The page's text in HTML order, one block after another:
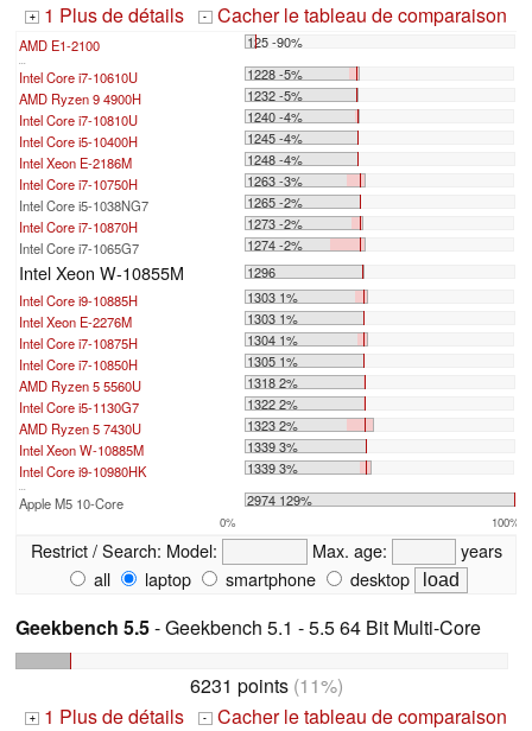
+ 1 Plus de détails - Cacher le tableau de comparaison
AMD E1-2100 125 -90%
...
Intel Core i7-10610U
1228 -5%
AMD Ryzen 9 4900H
1232 -5%
Intel Core i7-10810U
1240 -4%
Intel Core i5-10400H
1245 -4%
Intel Xeon E-2186M
1248 -4%
Intel Core i7-10750H
1263 -3%
Intel Core i5-1038NG7
1265 -2%
Intel Core i7-10870H
1273 -2%
Intel Core i7-1065G7
1274 -2%
Intel Xeon W-10855M
1296
Intel Core i9-10885H
1303 1%
Intel Xeon E-2276M
1303 1%
Intel Core i7-10875H
1304 1%
Intel Core i7-10850H
1305 1%
AMD Ryzen 5 5560U
1318 2%
Intel Core i5-1130G7
1322 2%
AMD Ryzen 5 7430U
1323 2%
Intel Xeon W-10885M
1339 3%
Intel Core i9-10980HK
1339 3%
...
Apple M5 10-Core 2974 129%
0% 100%
Restrict / Search: Model: Max. age:
years
all
laptop smartphone desktop
Geekbench 5.5- Geekbench 5.1 - 5.5 64 Bit Multi-Core
6231 points(11%)
+ 1 Plus de détails - Cacher le tableau de comparaison